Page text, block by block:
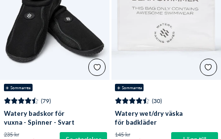
☀️ Sommarrea
(79)
Watery badskor för
vuxna - Spinner - Svart
235 kr
☀️ Sommarrea
(30)
Watery wet/dry väska
för badkläder
145 kr